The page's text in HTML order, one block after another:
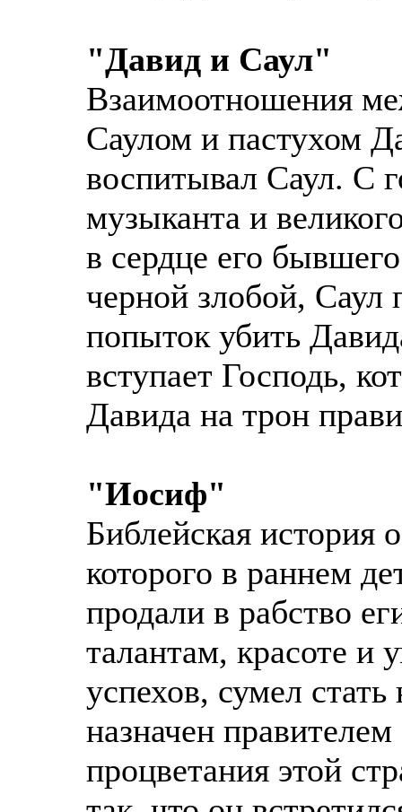
"Давид и Саул"
Взаимоотношения
Саулом и пастухом
воспитывал Саул. С
музыканта и
в сердце его
черной злобой, Саул
попыток убить
вступает Господь,
Давида на трон
"Иосиф"
Библейская история
которого в раннем
продали в рабство
талантам, красоте
успехов, сумел
назначен
процветания этой